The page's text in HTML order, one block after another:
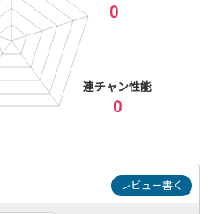
0
0
連チャン性能
レビュー書く